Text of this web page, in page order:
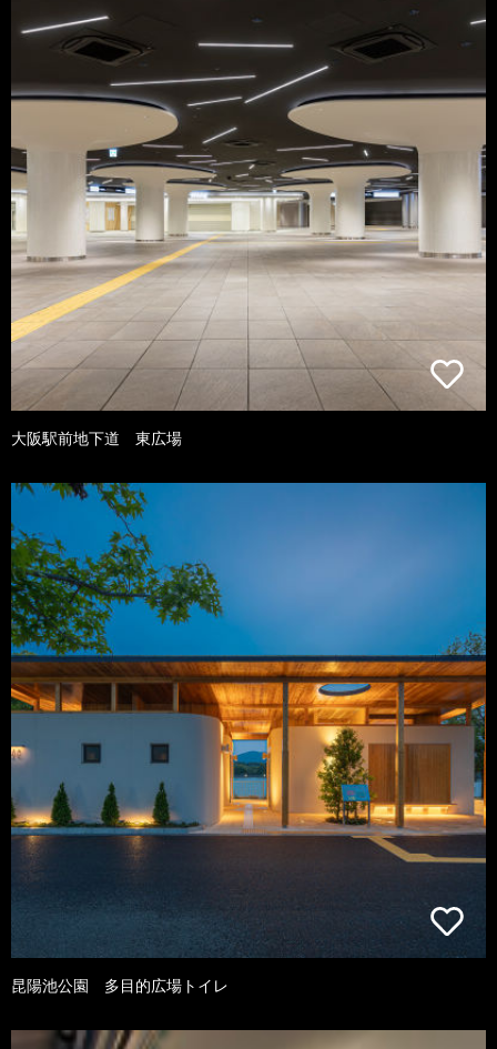
大阪駅前地下道 東広場
昆陽池公園 多目的広場トイレ